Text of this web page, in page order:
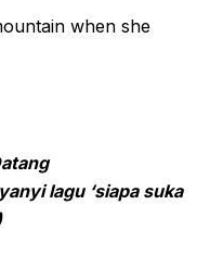
when she
lagu ‘siapa suka